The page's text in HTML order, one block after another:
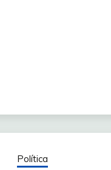
Política